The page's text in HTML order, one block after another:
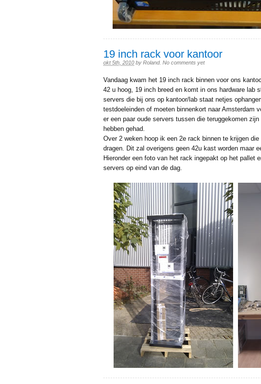
19 inch rack voor kantoor
okt 5th, 2010 by Roland. No comments yet
Vandaag kwam het 19 inch rack binnen voor ons
42 u hoog, 19 inch breed en komt in ons hardware lab
servers die bij ons op kantoor/lab staat netjes
testdoeleinden of moeten binnenkort naar Amsterdam
er een paar oude servers tussen die teruggekomen
hebben gehad.
Over 2 weken hoop ik een 2e rack binnen te krijgen
dragen. Dit zal overigens geen 42u kast worden maar
Hieronder een foto van het rack ingepakt op het pallet
servers op eind van de dag.